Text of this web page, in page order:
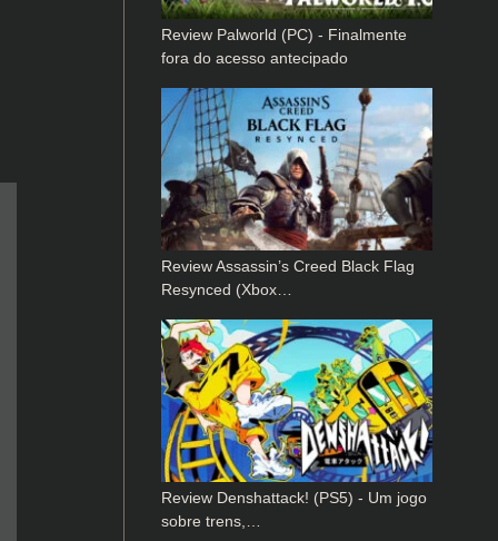
Review Palworld (PC) - Finalmente
fora do acesso antecipado
Review Assassin’s Creed Black Flag
Resynced (Xbox…
Review Denshattack! (PS5) - Um jogo
sobre trens,…